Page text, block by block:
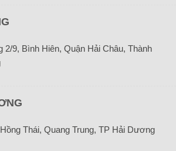
màn hình
2/9, Bình Hiên, Quận Hải Châu, Thành
Thái, Quang Trung, TP Hải Dương